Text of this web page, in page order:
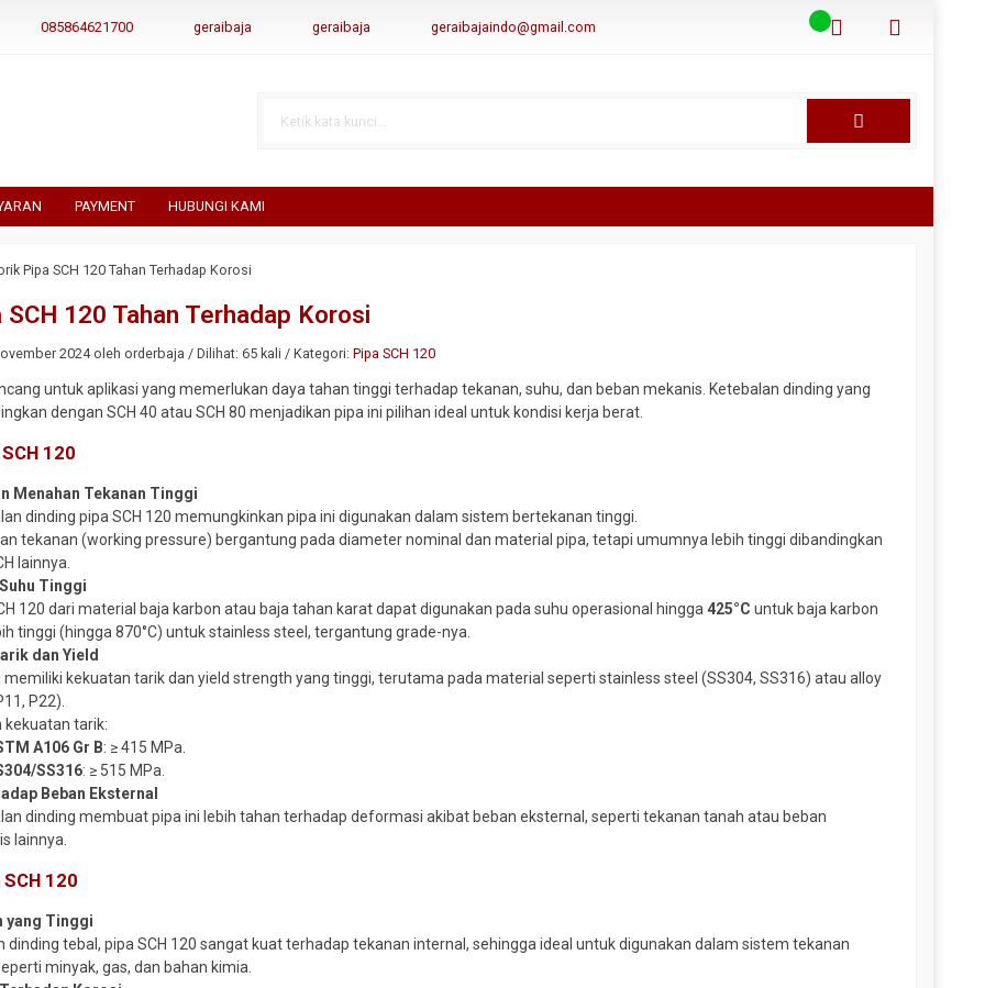
085864621700 geraibaja geraibaja geraibajaindo@gmail.com
PAYMENT HUBUNGI KAMI
Pipa SCH 120 Tahan Terhadap Korosi
SCH 120 Tahan Terhadap Korosi
2024 oleh orderbaja / Dilihat: 65 kali / Kategori:Pipa SCH 120
untuk aplikasi yang memerlukan daya tahan tinggi terhadap tekanan, suhu, dan beban mekanis. Ketebalan dinding yang
dengan SCH 40 atau SCH 80 menjadikan pipa ini pilihan ideal untuk kondisi kerja berat.
120
Menahan Tekanan Tinggi
dinding pipa SCH 120 memungkinkan pipa ini digunakan dalam sistem bertekanan tinggi.
tekanan (working pressure) bergantung pada diameter nominal dan material pipa, tetapi umumnya lebih tinggi dibandingkan
lainnya.
Tinggi
120 dari material baja karbon atau baja tahan karat dapat digunakan pada suhu operasional hingga425°C untuk baja karbon
tinggi (hingga 870°C) untuk stainless steel, tergantung grade-nya.
dan Yield
memiliki kekuatan tarik dan yield strength yang tinggi, terutama pada material seperti stainless steel (SS304, SS316) atau alloy
P22).
kekuatan tarik:
A106 Gr B: ≥ 415 MPa.
SS316: ≥ 515 MPa.
Beban Eksternal
dinding membuat pipa ini lebih tahan terhadap deformasi akibat beban eksternal, seperti tekanan tanah atau beban
lainnya.
120
yang Tinggi
dinding tebal, pipa SCH 120 sangat kuat terhadap tekanan internal, sehingga ideal untuk digunakan dalam sistem tekanan
minyak, gas, dan bahan kimia.